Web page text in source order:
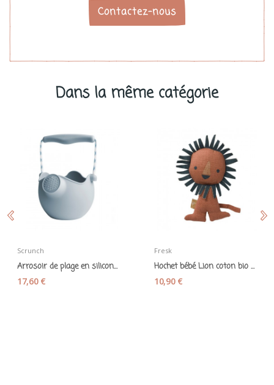
Contactez-nous
Dans la même catégorie
Scrunch
Arrosoir de plage en silicone souple "Scrunch...
17,60 €
Fresk
Hochet bébé Lion coton bio - Fresk
10,90 €